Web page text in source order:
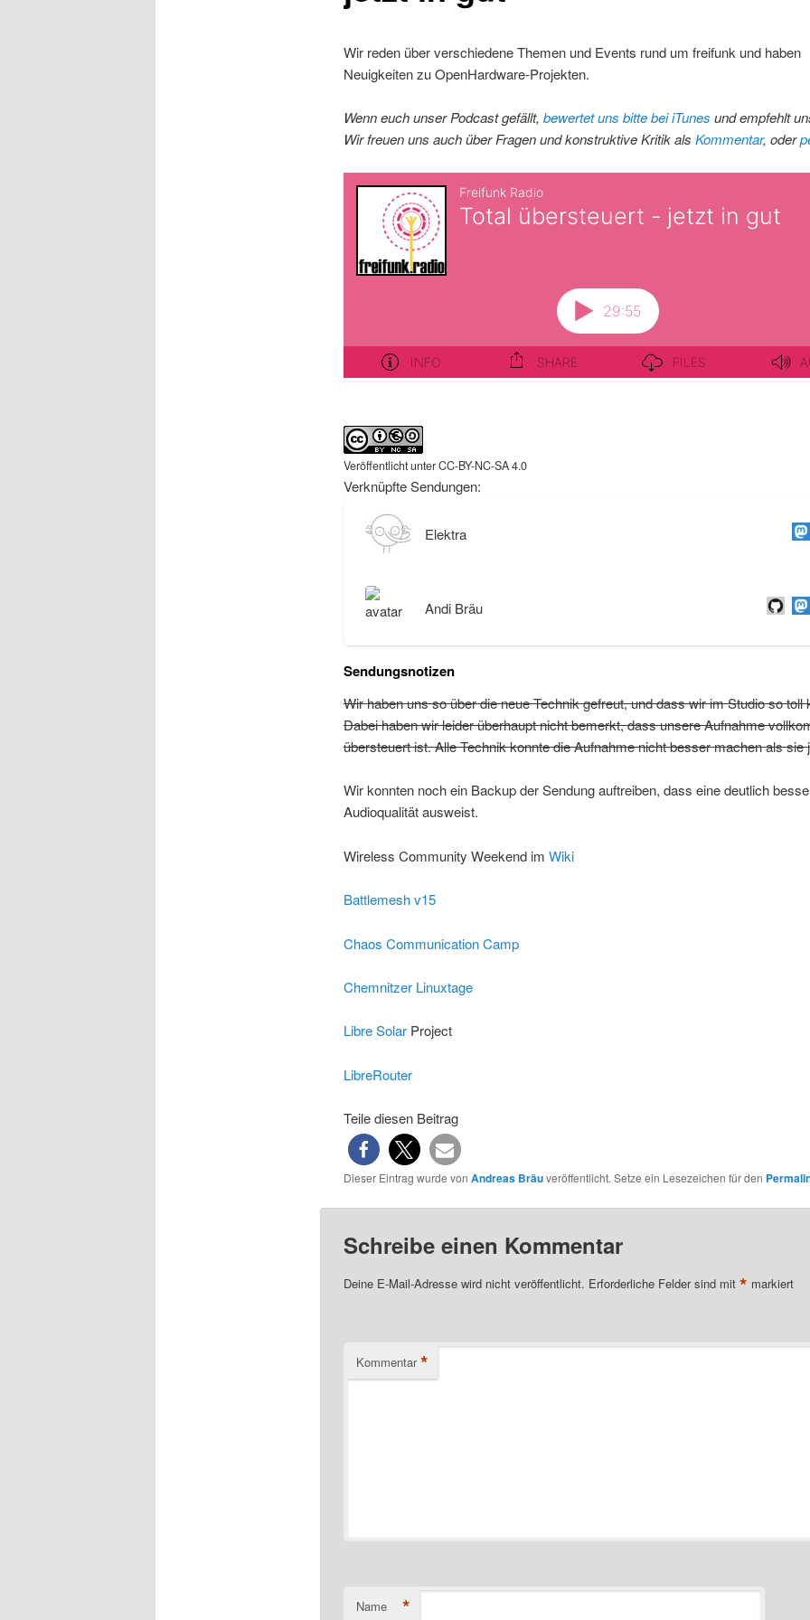
Wir reden über verschiedene Themen und Events rund um freifunk und haben
Neuigkeiten zu OpenHardware-Projekten.
Wenn euch unser Podcast gefällt, bewertet uns bitte bei iTunes und empfehlt
Wir freuen uns auch über Fragen und konstruktive Kritik als Kommentar, oder
Veröffentlicht unter CC-BY-NC-SA 4.0
Verknüpfte Sendungen:
Elektra
Andi Bräu
Sendungsnotizen
Wir haben uns so über die neue Technik gefreut, und dass wir im Studio so toll
Dabei haben wir leider überhaupt nicht bemerkt, dass unsere Aufnahme
übersteuert ist. Alle Technik konnte die Aufnahme nicht besser machen als sie
Wir konnten noch ein Backup der Sendung auftreiben, dass eine deutlich
Audioqualität ausweist.
Wireless Community Weekend im Wiki
Battlemesh v15
Chaos Communication Camp
Chemnitzer Linuxtage
Libre SolarProject
LibreRouter
Teile diesen Beitrag
Dieser Eintrag wurde von Andreas Bräuveröffentlicht. Setze ein Lesezeichen für den
Schreibe einen Kommentar
Deine E-Mail-Adresse wird nicht veröffentlicht. Erforderliche Felder sind mit * markiert
Kommentar *
Name *